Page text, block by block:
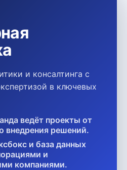
и консалтинга с
в ключевых
ведёт проекты от
внедрения решений.
и база данных
и
компаниями.